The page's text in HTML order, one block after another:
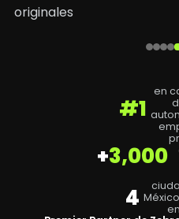
originales
#1
en
+3,000
4